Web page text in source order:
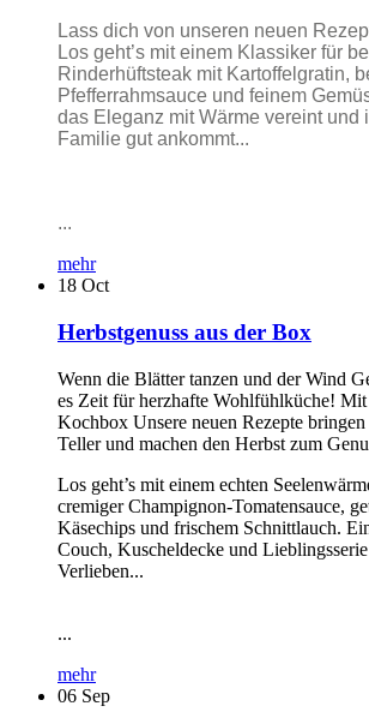
Lass dich von unseren neuen
Los geht’s mit einem Klassiker für
Rinderhüftsteak mit Kartoffelgratin,
Pfefferrahmsauce und feinem
das Eleganz mit Wärme vereint und
Familie gut ankommt...
...
mehr
18 Oct
Herbstgenuss aus der Box
Wenn die Blätter tanzen und der Wind
es Zeit für herzhafte Wohlfühlküche!
Kochbox Unsere neuen Rezepte
Teller und machen den Herbst zum
Los geht’s mit einem echten
cremiger Champignon-Tomatensauce,
Käsechips und frischem Schnittlauch.
Couch, Kuscheldecke und
Verlieben...
...
mehr
06 Sep